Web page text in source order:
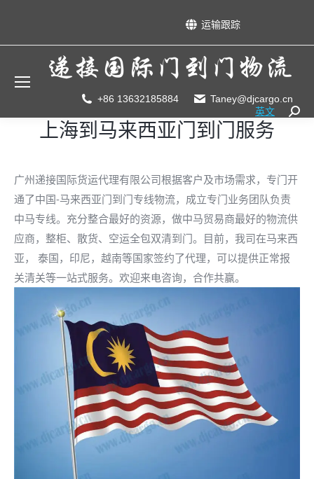
运输跟踪
+86 13632185884
Taney@djcargo.cn
英文
上海到马来西亚门到门服务
广州递接国际货运代理有限公司根据客户及市场需求，专门开
通了中国-马来西亚门到门专线物流，成立专门业务团队负责
中马专线。充分整合最好的资源，做中马贸易商最好的物流供
应商，整柜、散货、空运全包双清到门。目前，我司在马来西
亚， 泰国，印尼，越南等国家签约了代理，可以提供正常报
关清关等一站式服务。欢迎来电咨询，合作共赢。